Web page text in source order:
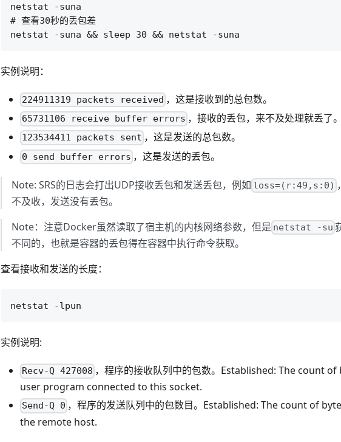
netstat -suna
# 查看30秒的丢包差
实例说明：
224911319 packets received ，这是接收到的总包数。
65731106 receive buffer errors ，接收的丢包，来不及处理就丢了。
123534411 packets sent ，这是发送的总包数。
0 send buffer errors ，这是发送的丢包。
Note: SRS的日志会打出UDP接收丢包和发送丢包，例如 loss=(r:49,s:0)
不及收，发送没有丢包。
Note：注意Docker虽然读取了宿主机的内核网络参数，但是 netstat -su
不同的，也就是容器的丢包得在容器中执行命令获取。
查看接收和发送的长度：
实例说明:
Recv-Q 427008 ，程序的接收队列中的包数。Established: The count
user program connected to this socket.
Send-Q 0 ，程序的发送队列中的包数目。Established: The count of
the remote host.